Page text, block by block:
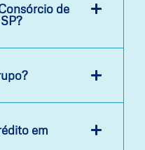
de
em